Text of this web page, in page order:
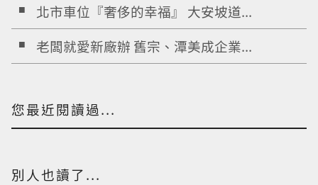
北市車位『奢侈的幸福』 大安坡道...
老闆就愛新廠辦 舊宗、潭美成企業...
您最近閱讀過...
別人也讀了...